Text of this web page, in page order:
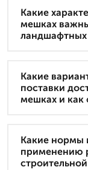
Какие
мешках
ландшафтных
Какие
поставки
мешках и как
Какие нормы
применению